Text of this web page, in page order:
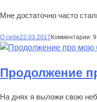
Мне достаточно часто
О себе22.03.2017Комментарии: 9
Продолжение
На днях я выложи свою